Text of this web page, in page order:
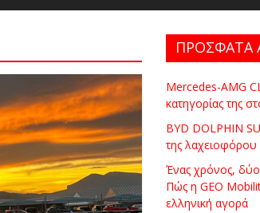
ΠΡΟΣΦΑΤΑ
Mercedes-AMG
κατηγορίας της
BYD DOLPHIN
της
Ένας χρόνος, δύο
Πώς η GEO
ελληνική αγορά